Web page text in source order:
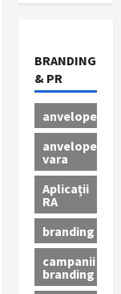
BRANDING
& PR
anvelope
anvelope
vara
Aplicații
RA
branding
campanii
branding